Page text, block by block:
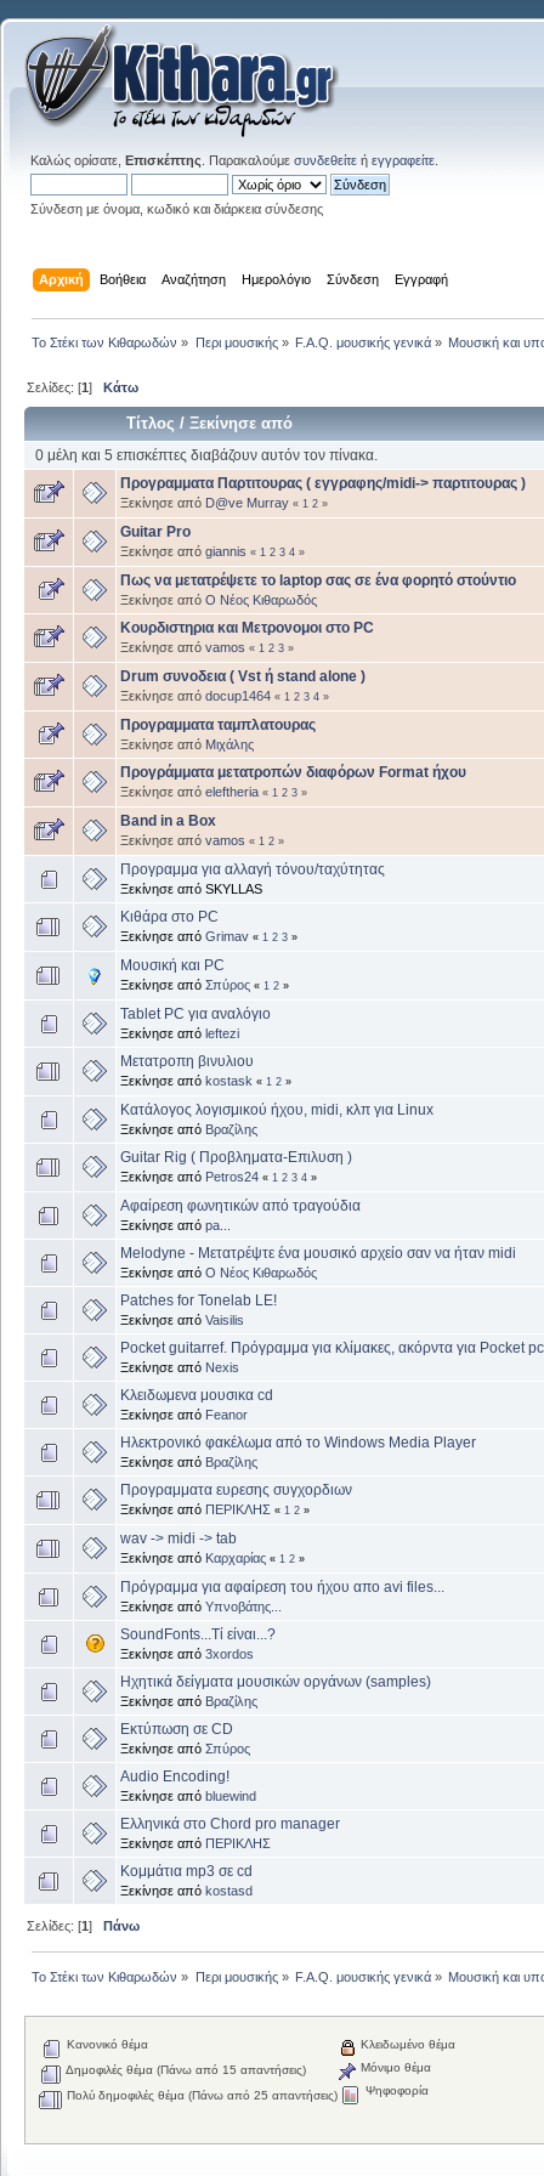
Καλώς ορίσατε, Επισκέπτης . Παρακαλούμε συνδεθείτε ή εγγραφείτε
Σύνδεση με όνομα, κωδικό και διάρκεια σύνδεσης
Αρχική Βοήθεια Αναζήτηση Ημερολόγιο Σύνδεση Εγγραφή
Το Στέκι των Κιθαρωδών » Περι μουσικής» F.A.Q. μουσικής γενικά» Μουσική και
Σελίδες: [1]Κάτω
Τίτλος /Ξεκίνησε από
0 μέλη και 5 επισκέπτες διαβάζουν αυτόν τον πίνακα.
Προγραμματα Παρτιτουρας ( εγγραφης/midi-> παρτιτουρας )
Ξεκίνησε από D@ve Murray « 1 2 »
Guitar Pro
Ξεκίνησε από giannis « 1 2 3 4 »
Πως να μετατρέψετε το laptop σας σε ένα φορητό στούντιο
Ξεκίνησε από Ο Νέος Κιθαρωδός
Κουρδιστηρια και Μετρονομοι στο PC
Ξεκίνησε από vamos « 1 2 3 »
Drum συνοδεια ( Vst ή stand alone )
Ξεκίνησε από docup1464 « 1 2 3 4 »
Προγραμματα ταμπλατουρας
Ξεκίνησε από Μιχάλης
Προγράμματα μετατροπών διαφόρων Format ήχου
Ξεκίνησε από eleftheria « 1 2 3 »
Band in a Box
Ξεκίνησε από vamos « 1 2 »
Προγραμμα για αλλαγή τόνου/ταχύτητας
Ξεκίνησε από SKYLLAS
Κιθάρα στο PC
Ξεκίνησε από Grimav « 1 2 3 »
Μουσική και PC
Ξεκίνησε από Σπύρος « 1 2 »
Tablet PC για αναλόγιο
Ξεκίνησε από leftezi
Μετατροπη βινυλιου
Ξεκίνησε από kostask « 1 2 »
Κατάλογος λογισμικού ήχου, midi, κλπ για Linux
Ξεκίνησε από Βραζίλης
Guitar Rig ( Προβληματα-Επιλυση )
Ξεκίνησε από Petros24 « 1 2 3 4 »
Αφαίρεση φωνητικών από τραγούδια
Ξεκίνησε από pa...
Melodyne - Μετατρέψτε ένα μουσικό αρχείο σαν να ήταν midi
Ξεκίνησε από Ο Νέος Κιθαρωδός
Patches for Tonelab LE!
Ξεκίνησε από Vaisilis
Pocket guitarref. Πρόγραμμα για κλίμακες, ακόρντα για Pocket pc
Ξεκίνησε από Nexis
Κλειδωμενα μουσικα cd
Ξεκίνησε από Feanor
Ηλεκτρονικό φακέλωμα από το Windows Media Player
Ξεκίνησε από Βραζίλης
Προγραμματα ευρεσης συγχορδιων
Ξεκίνησε από ΠΕΡΙΚΛΗΣ « 1 2 »
wav -> midi -> tab
Ξεκίνησε από Καρχαρίας « 1 2 »
Πρόγραμμα για αφαίρεση του ήχου απο avi files...
Ξεκίνησε από Υπνοβάτης...
SoundFonts...Τί είναι...?
Ξεκίνησε από 3xordos
Ηχητικά δείγματα μουσικών οργάνων (samples)
Ξεκίνησε από Βραζίλης
Εκτύπωση σε CD
Ξεκίνησε από Σπύρος
Audio Encoding!
Ξεκίνησε από bluewind
Ελληνικά στο Chord pro manager
Ξεκίνησε από ΠΕΡΙΚΛΗΣ
Kομμάτια mp3 σε cd
Ξεκίνησε από kostasd
Σελίδες: [1]Πάνω
Το Στέκι των Κιθαρωδών » Περι μουσικής» F.A.Q. μουσικής γενικά» Μουσική και
Κανονικό θέμα
Δημοφιλές θέμα (Πάνω από 15 απαντήσεις)
Πολύ δημοφιλές θέμα (Πάνω από 25 απαντήσεις)
Κλειδωμένο θέμα
Μόνιμο θέμα
Ψηφοφορία